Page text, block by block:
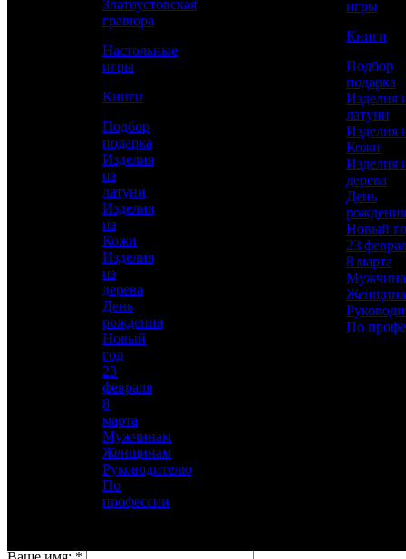
Слесарные, Полировка, Рисовка кистью,
Гравирование по лаку, Травление,
Подрезка штихелем, Никелирование,
Золочение, Ювелирные
Латунь, Никель, Золото, Фианит, Лазурит
Для добавления товара в избранное, пожалуйста,
АВТОРИЗОВАТЬСЯ ОТМЕНА
Оставьте свои данные, мы свяжемся с вами для
Златоустовская
гравюра
Настольные
игры
Книги
Подбор
подарка
Изделия
из
латуни
Изделия
из
Кожи
Изделия
из
дерева
День
рождения
Новый
год
23
февраля
8
марта
Мужчинам
Женщинам
Руководителю
По
профессии
игры
Книги
Подбор
подарка
Изделия
латуни
Изделия
Кожи
Изделия
дерева
День
рождения
Новый
23
8 марта
По